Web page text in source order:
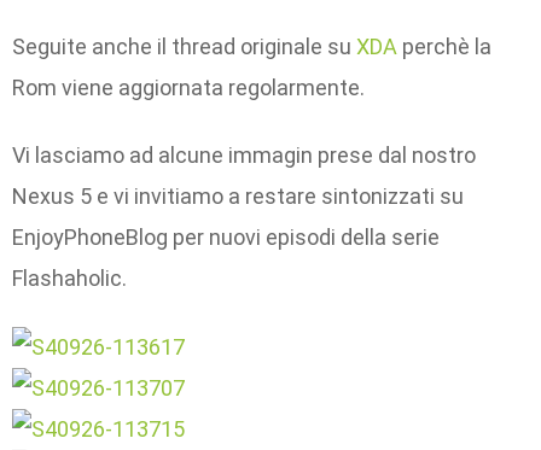
Seguite anche il thread originale su XDA perchè la
Rom viene aggiornata regolarmente.
Vi lasciamo ad alcune immagin prese dal nostro
Nexus 5 e vi invitiamo a restare sintonizzati su
EnjoyPhoneBlog per nuovi episodi della serie
Flashaholic.